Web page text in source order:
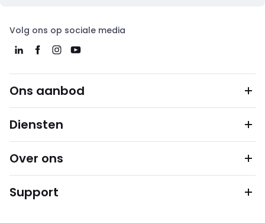
Volg ons op sociale media
Ons aanbod
Diensten
Over ons
Support